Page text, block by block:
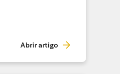
Abrir artigo